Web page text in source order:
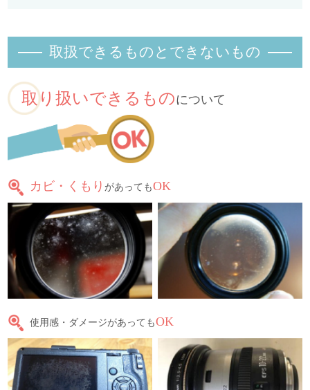
取扱できるものとできないもの
取り扱いできるものについて
カビ・くもり があってもOK
使用感・ダメージがあってもOK